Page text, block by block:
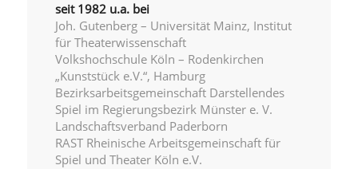
seit 1982 u.a. bei
Joh. Gutenberg – Universität Mainz, Institut
für Theaterwissenschaft
Volkshochschule Köln – Rodenkirchen
„Kunststück e.V.“, Hamburg
Bezirksarbeitsgemeinschaft Darstellendes
Spiel im Regierungsbezirk Münster e. V.
Landschaftsverband Paderborn
RAST Rheinische Arbeitsgemeinschaft für
Spiel und Theater Köln e.V.